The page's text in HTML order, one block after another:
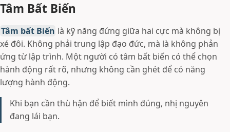
Tâm Bất Biến
Tâm bất Biến là kỹ năng đứng giữa hai cực mà không bị
xé đôi. Không phải trung lập đạo đức, mà là không phản
ứng từ lập trình. Một người có tâm bất biến có thể chọn
hành động rất rõ, nhưng không cần ghét để có năng
lượng hành động.
Khi bạn cần thù hận để biết mình đúng, nhị nguyên
đang lái bạn.